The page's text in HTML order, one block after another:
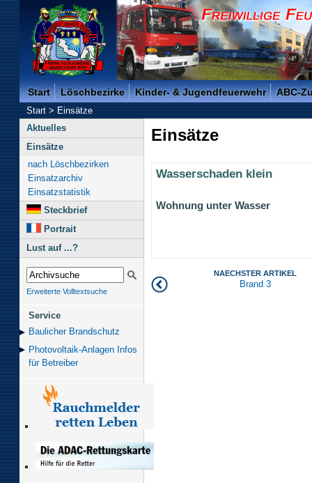
Freiwillige Feuerwehr der Kreisstadt Saarlouis -
Start Löschbezirke Kinder- & Jugendfeuerwehr ABC-
Start>Einsätze
Aktuelles
Einsätze
nach Löschbezirken
Einsatzarchiv
Einsatzstatistik
Steckbrief
Portrait
Lust auf ...?
Erweiterte Volltextsuche
Service
Baulicher Brand­schutz
Photovoltaik-Anlagen Infos
für Betreiber
Einsätze
Wasserschaden klein
Wohnung unter Wasser
NAECHSTER ARTIKEL
Brand 3